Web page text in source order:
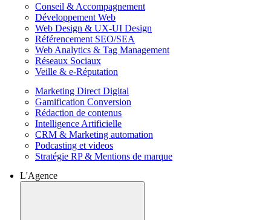
Conseil & Accompagnement
Développement Web
Web Design & UX-UI Design
Référencement SEO/SEA
Web Analytics & Tag Management
Réseaux Sociaux
Veille & e-Réputation
Marketing Direct Digital
Gamification Conversion
Rédaction de contenus
Intelligence Artificielle
CRM & Marketing automation
Podcasting et videos
Stratégie RP & Mentions de marque
L'Agence